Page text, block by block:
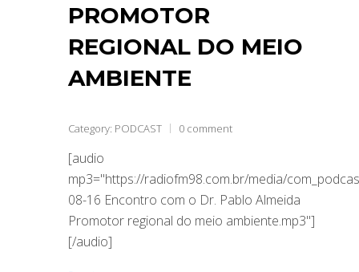
PROMOTOR
REGIONAL DO MEIO
AMBIENTE
Category: PODCAST 0 comment
[audio
mp3="https://radiofm98.com.br/media/
08-16 Encontro com o Dr. Pablo Almeida
Promotor regional do meio ambiente.mp3"]
[/audio]